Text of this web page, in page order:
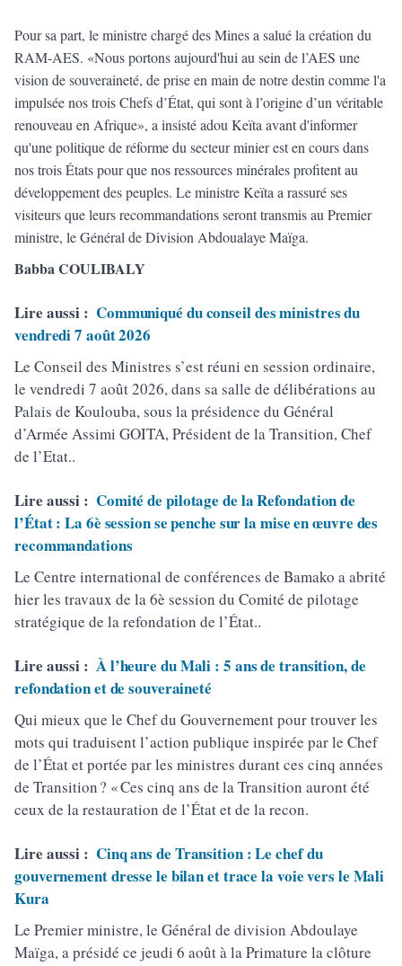
Pour sa part, le ministre chargé des Mines a salué la création du
RAM-AES. «Nous portons aujourd'hui au sein de l’AES une
vision de souveraineté, de prise en main de notre destin comme l'a
impulsée nos trois Chefs d’État, qui sont à l’origine d’un véritable
renouveau en Afrique», a insisté adou Keïta avant d'informer
qu'une politique de réforme du secteur minier est en cours dans
nos trois États pour que nos ressources minérales profitent au
développement des peuples. Le ministre Keïta a rassuré ses
visiteurs que leurs recommandations seront transmis au Premier
ministre, le Général de Division Abdoualaye Maïga.
Babba COULIBALY
Lire aussi : Communiqué du conseil des ministres du
vendredi 7 août 2026
Le Conseil des Ministres s’est réuni en session ordinaire,
le vendredi 7 août 2026, dans sa salle de délibérations au
Palais de Koulouba, sous la présidence du Général
d’Armée Assimi GOITA, Président de la Transition, Chef
de l’Etat..
Lire aussi : Comité de pilotage de la Refondation de
l’État : La 6è session se penche sur la mise en œuvre des
recommandations
Le Centre international de conférences de Bamako a abrité
hier les travaux de la 6è session du Comité de pilotage
stratégique de la refondation de l’État..
Lire aussi : À l’heure du Mali : 5 ans de transition, de
refondation et de souveraineté
Qui mieux que le Chef du Gouvernement pour trouver les
mots qui traduisent l’action publique inspirée par le Chef
de l’État et portée par les ministres durant ces cinq années
de Transition ? « Ces cinq ans de la Transition auront été
ceux de la restauration de l’État et de la recon.
Lire aussi : Cinq ans de Transition : Le chef du
gouvernement dresse le bilan et trace la voie vers le Mali
Kura
Le Premier ministre, le Général de division Abdoulaye
Maïga, a présidé ce jeudi 6 août à la Primature la clôture